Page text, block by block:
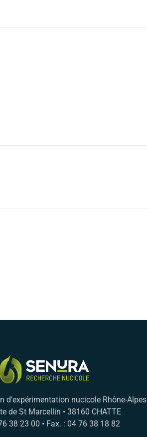
d'expérimentation nucicole Rhône-Alpes
de St Marcellin • 38160 CHATTE
38 23 00 • Fax. : 04 76 38 18 82